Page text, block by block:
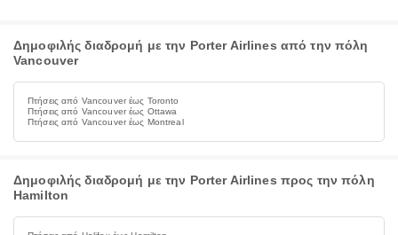
Δημοφιλής διαδρομή με την Porter Airlines από την πόλη
Vancouver
Πτήσεις από Vancouver έως Toronto
Πτήσεις από Vancouver έως Ottawa
Πτήσεις από Vancouver έως Montreal
Δημοφιλής διαδρομή με την Porter Airlines προς την πόλη
Hamilton